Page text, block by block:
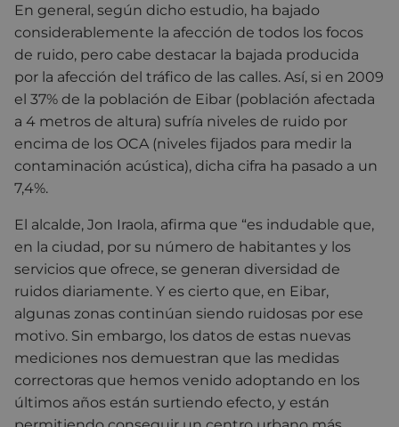
En general, según dicho estudio, ha bajado
considerablemente la afección de todos los focos
de ruido, pero cabe destacar la bajada producida
por la afección del tráfico de las calles. Así, si en 2009
el 37% de la población de Eibar (población afectada
a 4 metros de altura) sufría niveles de ruido por
encima de los OCA (niveles fijados para medir la
contaminación acústica), dicha cifra ha pasado a un
7,4%.
El alcalde, Jon Iraola, afirma que “es indudable que,
en la ciudad, por su número de habitantes y los
servicios que ofrece, se generan diversidad de
ruidos diariamente. Y es cierto que, en Eibar,
algunas zonas continúan siendo ruidosas por ese
motivo. Sin embargo, los datos de estas nuevas
mediciones nos demuestran que las medidas
correctoras que hemos venido adoptando en los
últimos años están surtiendo efecto, y están